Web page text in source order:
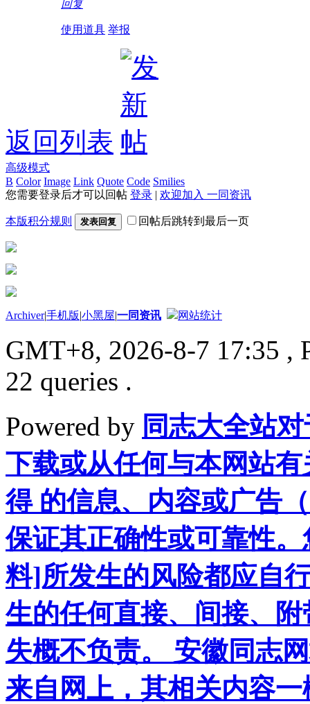
回复
使用道具 举报
返回列表
高级模式
B Color Image Link Quote Code Smilies
您需要登录后才可以回帖 登录 | 欢迎加入 一同资讯
本版积分规则 发表回复 回帖后跳转到最后一页
Archiver|手机版|小黑屋|一同资讯 网站统计
GMT+8, 2026-8-7 17:35 ,
22 queries .
Powered by 同志大全站
下载或从任何与本网站
得 的信息、内容或广告
保证其正确性或可靠性
料]所发生的风险都应自
生的任何直接、间接、
失概不负责。 安徽同志
来自网上，其相关内容